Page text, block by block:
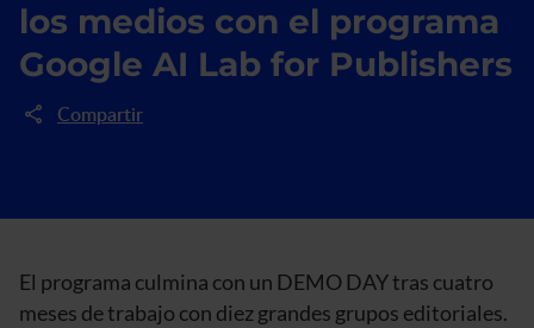
los medios con el programa
Google AI Lab for Publishers
Compartir
El programa culmina con un DEMO DAY tras cuatro
meses de trabajo con diez grandes grupos editoriales.